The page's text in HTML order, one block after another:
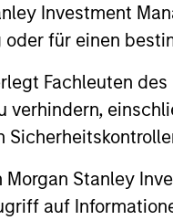
Investment
für einen
Fachleuten
Morgan Stanley
auf
Equity
2026
Overview of the
equity markets.